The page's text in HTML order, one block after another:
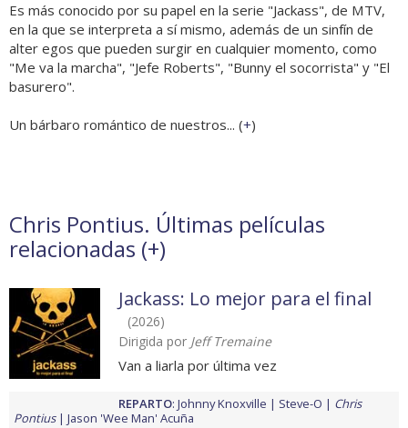
Es más conocido por su papel en la serie "Jackass", de MTV,
en la que se interpreta a sí mismo, además de un sinfín de
alter egos que pueden surgir en cualquier momento, como
"Me va la marcha", "Jefe Roberts", "Bunny el socorrista" y "El
basurero".
Un bárbaro romántico de nuestros... (+)
Chris Pontius. Últimas películas
relacionadas (+)
Jackass: Lo mejor para el final
(2026)
Dirigida por Jeff Tremaine
Van a liarla por última vez
REPARTO: Johnny Knoxville Steve-O
Chris
Pontius
Jason 'Wee Man' Acuña